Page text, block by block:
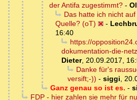
der Antifa zugestimmt? -
Das hatte ich nicht
Quelle? (oT)
-
16:40
https://
dokumentation-die-
Dieter, 20.09.2017,
Danke für's
versift;-)) - siggi,
Ganz genau so ist es. -
FDP - hier zahlen sie mehr für